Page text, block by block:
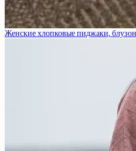
Женские хлопковые пиджаки,